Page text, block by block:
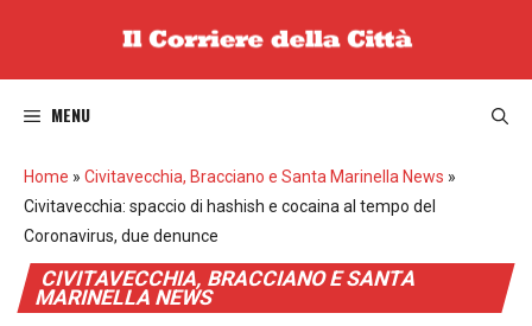
MENU
Home » Civitavecchia, Bracciano e Santa Marinella News »
Civitavecchia: spaccio di hashish e cocaina al tempo del
Coronavirus, due denunce
CIVITAVECCHIA, BRACCIANO E SANTA
MARINELLA NEWS